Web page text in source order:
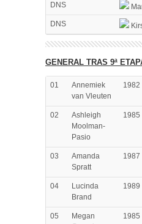
DNS
DNS
GENERAL TRAS 9ª
01
Annemiek
van Vleuten
1982
02
Ashleigh
Moolman-
Pasio
1985
03
Amanda
Spratt
1987
04
Lucinda
Brand
1989
05
Megan
1985